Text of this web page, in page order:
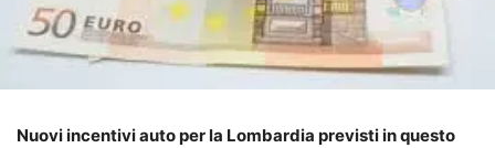
Nuovi incentivi auto per la Lombardia previsti in questo